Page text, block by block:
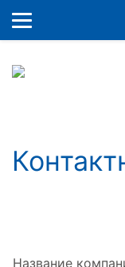
Перейти к
Название